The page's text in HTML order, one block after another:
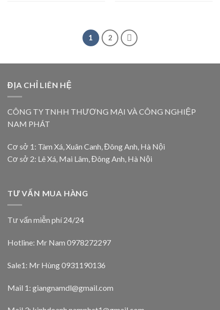
1 2
ĐỊA CHỈ LIÊN HỆ
CÔNG TY TNHH THƯƠNG MẠI VÀ CÔNG NGHIỆP
NAM PHÁT
Cơ sở 1: Tàm Xá, Xuân Canh, Đông Anh, Hà Nội
Cơ sở 2: Lê Xá, Mai Lâm, Đông Anh, Hà Nội
TƯ VẤN MUA HÀNG
Tư vấn miễn phí 24/24
Hotline: Mr Nam 0978272297
Sale1: Mr Hùng 0931190136
Mail 1: giangnamdl@gmail.com